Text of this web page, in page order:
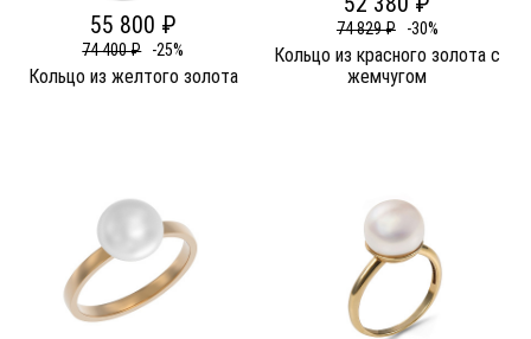
55 800 ₽
74 400 ₽ -25%
Кольцо из желтого золота
74 829 ₽ -30%
Кольцо из красного золота c
жемчугом